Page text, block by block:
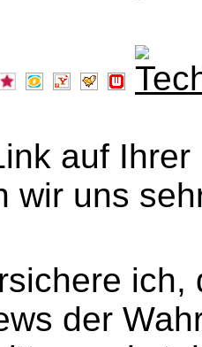
auf
wir uns
der